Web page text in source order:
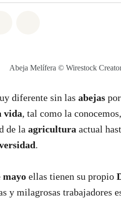
Abeja Melífera © Wirestock
diferente sin las abejas
vida, tal como la
de la agricultura actual
.
mayo ellas tienen su propio
y milagrosas trabajadores